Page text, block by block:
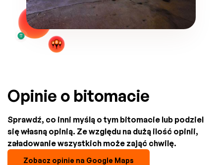
Opinie o bitomacie
Sprawdź, co inni myślą o tym bitomacie lub podziel
się własną opinią. Ze względu na dużą ilość opinii,
załadowanie wszystkich może zająć chwilę.
Zobacz opinie na Google Maps